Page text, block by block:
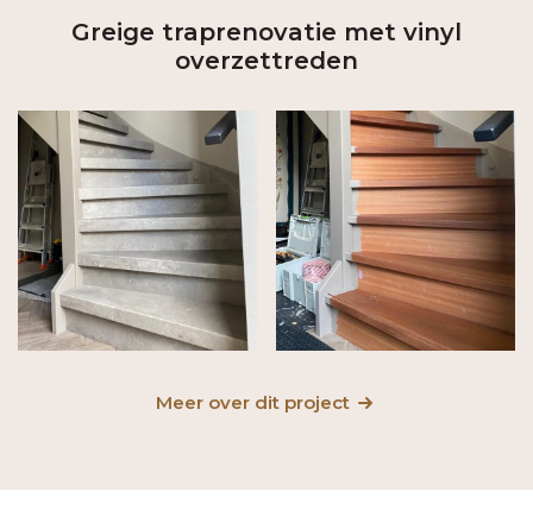
Greige traprenovatie met vinyl
overzettreden
Meer over dit project